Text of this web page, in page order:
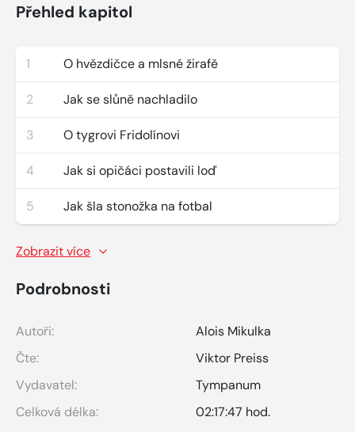
Přehled kapitol
1 O hvězdičce a mlsné žirafě
2 Jak se slůně nachladilo
3 O tygrovi Fridolínovi
4 Jak si opičáci postavili loď
5 Jak šla stonožka na fotbal
Zobrazit více
Podrobnosti
Autoři:
Alois Mikulka
Čte:
Viktor Preiss
Vydavatel:
Tympanum
Celková délka:
02:17:47 hod.